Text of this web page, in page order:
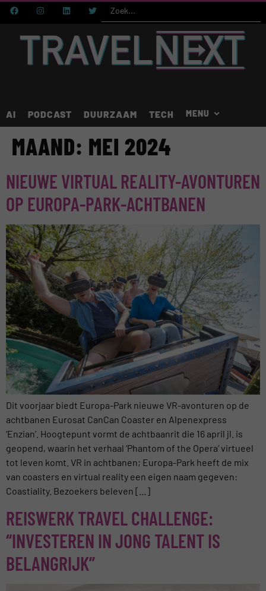
AI PODCAST DUURZAAM TECH
MAAND: MEI 2024
NIEUWE VIRTUAL REALITY-AVONTUREN
OP EUROPA-PARK-ACHTBANEN
Dit voorjaar biedt Europa-Park nieuwe VR-avonturen op de
achtbanen Eurosat CanCan Coaster en Alpenexpress
‘Enzian’. Hoogtepunt vormt de achtbaanrit die 16 april jl. is
geopend, waarin het verhaal ‘Phantom of the Opera’ virtueel
tot leven komt. VR in achtbanen; Europa-Park heeft de mix
van coasters en virtual reality een eigen naam gegeven:
Coastiality. Bezoekers beleven […]
REISWERK TRAVEL CHALLENGE:
“INVESTEREN IN JONG TALENT IS
BELANGRIJK”